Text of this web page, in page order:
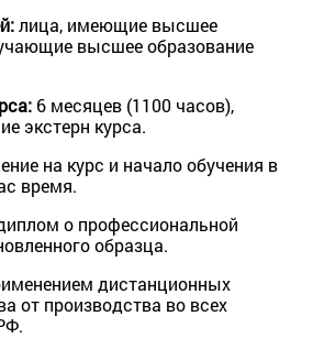
лица, имеющие высшее
высшее образование
6 месяцев (1100 часов),
экстерн курса.
на курс и начало обучения в
время.
о профессиональной
образца.
дистанционных
от производства во всех